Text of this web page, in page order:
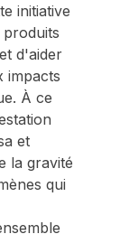
initiative
d'aider
impacts
À ce
et
la gravité
qui